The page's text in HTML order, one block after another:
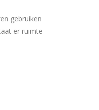
gebruiken
er ruimte